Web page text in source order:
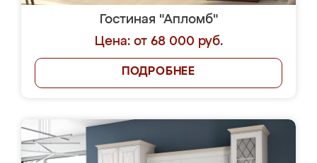
Гостиная "Апломб"
Цена: от 68 000 руб.
ПОДРОБНЕЕ